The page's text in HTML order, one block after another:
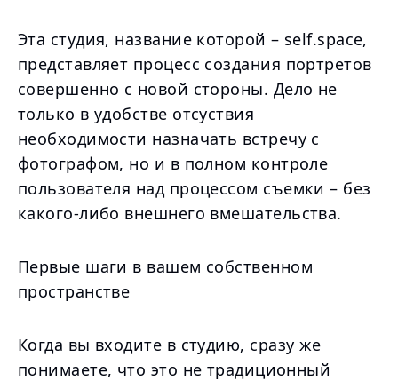
Эта студия, название которой – self.space,
представляет процесс создания портретов
совершенно с новой стороны. Дело не
только в удобстве отсуствия
необходимости назначать встречу с
фотографом, но и в полном контроле
пользователя над процессом съемки – без
какого-либо внешнего вмешательства.
Первые шаги в вашем собственном
пространстве
Когда вы входите в студию, сразу же
понимаете, что это не традиционный